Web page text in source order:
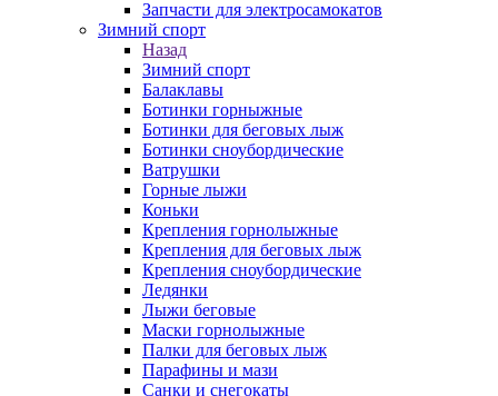
Запчасти для электросамокатов
Зимний спорт
Назад
Зимний спорт
Балаклавы
Ботинки горныжные
Ботинки для беговых лыж
Ботинки сноубордические
Ватрушки
Горные лыжи
Коньки
Крепления горнолыжные
Крепления для беговых лыж
Крепления сноубордические
Ледянки
Лыжи беговые
Маски горнолыжные
Палки для беговых лыж
Парафины и мази
Санки и снегокаты